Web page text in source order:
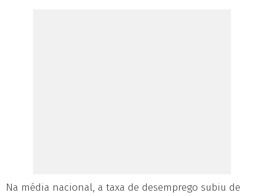
Na média nacional, a taxa de desemprego subiu de